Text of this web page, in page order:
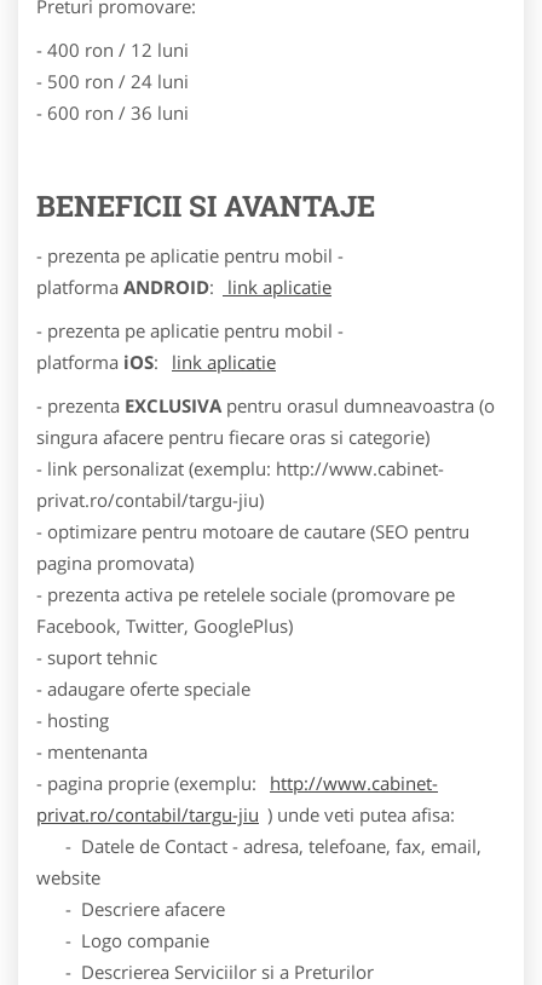
Preturi promovare:
- 400 ron / 12 luni
- 500 ron / 24 luni
- 600 ron / 36 luni
BENEFICII SI AVANTAJE
- prezenta pe aplicatie pentru mobil -
platforma ANDROID:
link aplicatie
- prezenta pe aplicatie pentru mobil -
platforma iOS:
link aplicatie
- prezenta EXCLUSIVA pentru orasul dumneavoastra (o
singura afacere pentru fiecare oras si categorie)
- link personalizat (exemplu: http://www.cabinet-
privat.ro/contabil/targu-jiu)
- optimizare pentru motoare de cautare (SEO pentru
pagina promovata)
- prezenta activa pe retelele sociale (promovare pe
Facebook, Twitter, GooglePlus)
- suport tehnic
- adaugare oferte speciale
- hosting
- mentenanta
- pagina proprie (exemplu:
http://www.cabinet-
privat.ro/contabil/targu-jiu ) unde veti putea afisa:
- Datele de Contact - adresa, telefoane, fax, email,
website
- Descriere afacere
- Logo companie
- Descrierea Serviciilor si a Preturilor